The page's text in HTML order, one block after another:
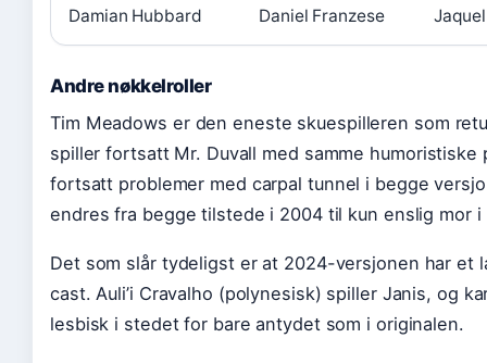
Damian Hubbard Daniel Franzese
Andre nøkkelroller
Tim Meadows er den eneste skuespilleren som
spiller fortsatt Mr. Duvall med samme humoristiske
fortsatt problemer med carpal tunnel i begge
endres fra begge tilstede i 2004 til kun enslig mor i
Det som slår tydeligst er at 2024-versjonen har et
cast. Auli’i Cravalho (polynesisk) spiller Janis, og
lesbisk i stedet for bare antydet som i originalen.